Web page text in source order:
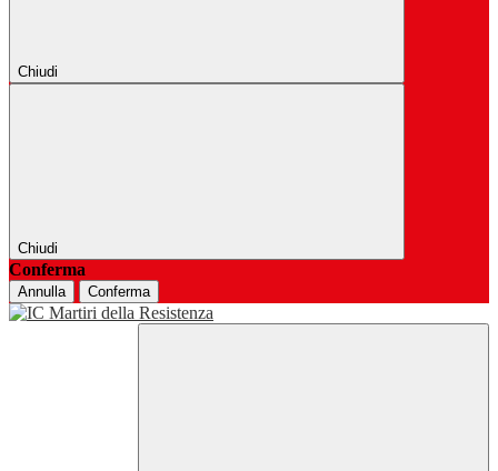
Chiudi
Chiudi
Conferma
Annulla Conferma